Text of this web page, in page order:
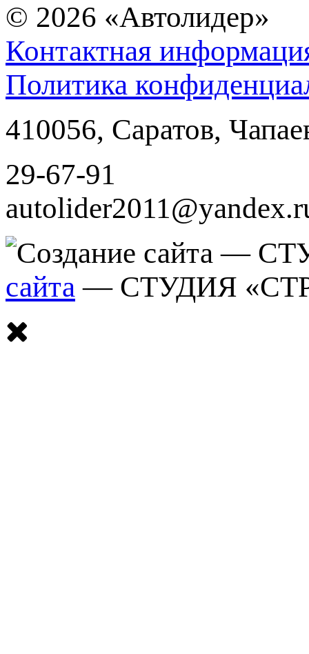
© 2026 «Автолидер»
Контактная
Политика
410056, Саратов,
29-67-91
сайта — СТУДИЯ